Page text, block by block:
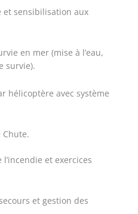
sensibilisation aux
en mer (mise à l’eau,
survie).
hélicoptère avec système
Chute.
et exercices
et gestion des